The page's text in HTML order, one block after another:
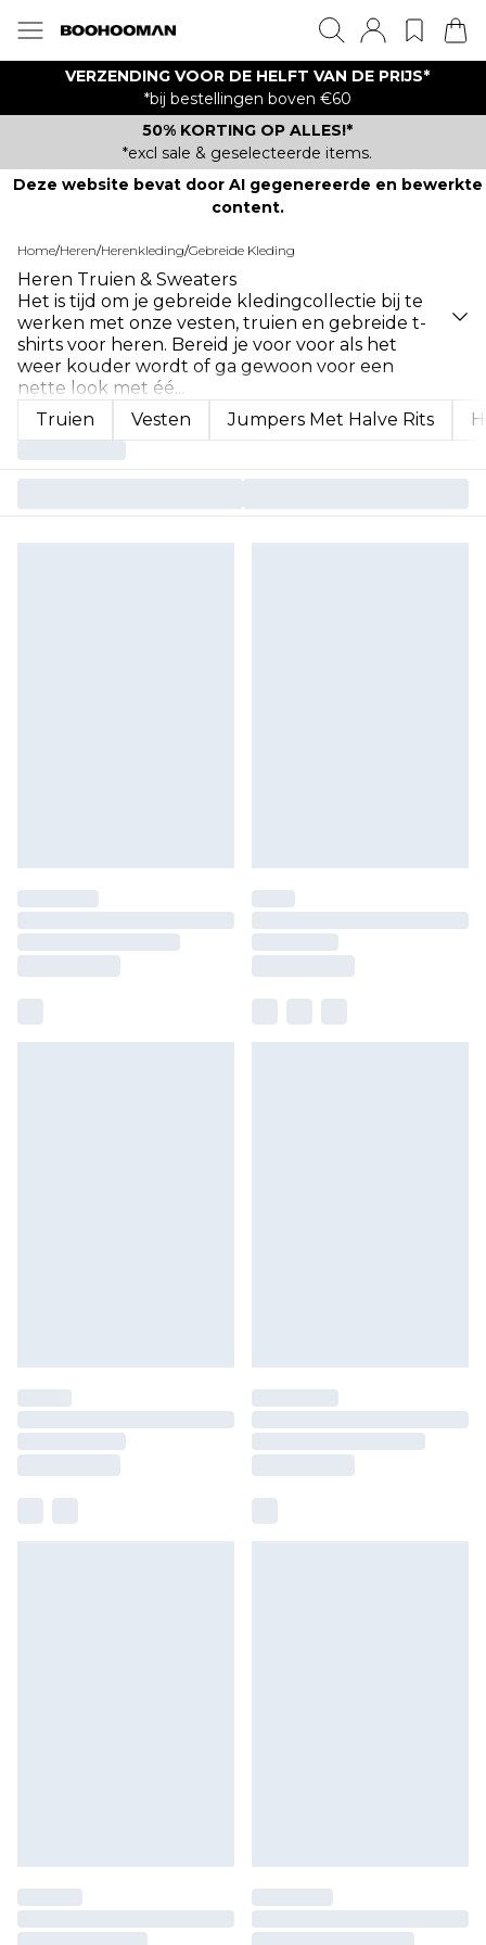
VERZENDING VOOR DE HELFT VAN DE PRIJS*
*bij bestellingen boven €60
50% KORTING OP ALLES!*
*excl sale & geselecteerde items.
Deze website bevat door AI gegenereerde en bewerkte
content.
Home/Heren/Herenkleding/Gebreide Kleding
Heren Truien & Sweaters
Het is tijd om je gebreide kledingcollectie bij te
werken met onze vesten, truien en gebreide t-
shirts voor heren. Bereid je voor voor als het
weer kouder wordt of ga gewoon voor een
nette look met éé...
Truien
Vesten Jumpers Met Halve Rits